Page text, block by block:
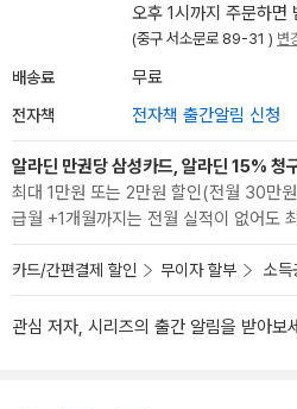
오후 1시까지 주문하면
(중구 서소문로 89-31 ) 변
배송료 무료
전자책 전자책 출간알림 신청
알라딘 만권당 삼성카드, 알라딘 15% 청
최대 1만원 또는 2만원 할인(전월 30만
급월 +1개월까지는 전월 실적이 없어도
카드/간편결제 할인 무이자 할부 소
관심 저자, 시리즈의 출간 알림을 받아보